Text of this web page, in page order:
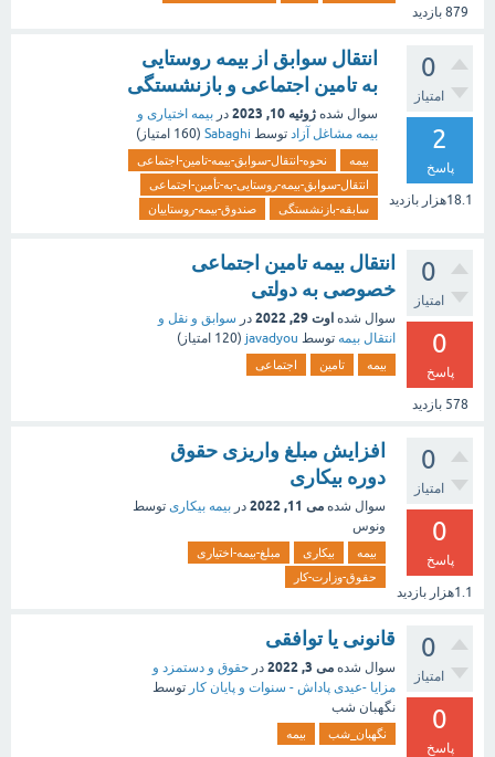
879 بازدید
0
امتیاز
2
پاسخ
18.1هزار بازدید
انتقال سوابق از بیمه روستایی
به تامین اجتماعی و بازنشستگی
سوال شده ژوئیه 10, 2023 در بیمه اختیاری و
بیمه مشاغل آزاد توسط Sabaghi
(
160 امتیاز)
بیمه
نحوه-انتقال-سوابق-بیمه-تامین-اجتماعی
انتقال-سوابق-بیمه-روستایی-به-تأمین-اجتماعی
سابقه-بازنشستگی
صندوق-بیمه-روستاییان
0
امتیاز
0
پاسخ
578 بازدید
انتقال بیمه تامین اجتماعی
خصوصی به دولتی
سوال شده اوت 29, 2022 در سوابق و نقل و
انتقال بیمه‌ توسط javadyou
(
120 امتیاز)
بیمه تامین اجتماعی
0
امتیاز
0
پاسخ
1.1هزار بازدید
افزایش مبلغ واریزی حقوق
دوره بیکاری
سوال شده می 11, 2022 در بیمه بیکاری توسط
ونوس
بیمه بیکاری
مبلغ-بیمه-اختیاری
حقوق-وزارت-کار
0
امتیاز
0
پاسخ
قانونی یا توافقی
سوال شده می 3, 2022 در حقوق و دستمزد و
مزایا -عیدی پاداش - سنوات و پایان کار توسط
نگهبان شب
نگهبان_شب بیمه